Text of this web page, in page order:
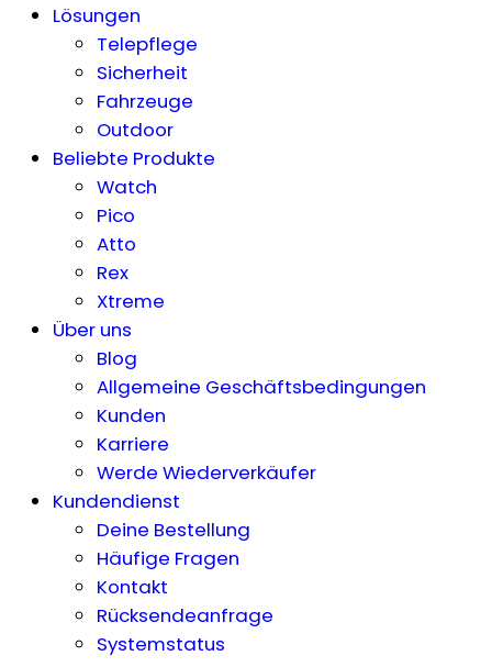
Lösungen
Telepflege
Sicherheit
Fahrzeuge
Outdoor
Beliebte Produkte
Watch
Pico
Atto
Rex
Xtreme
Über uns
Blog
Allgemeine Geschäftsbedingungen
Kunden
Karriere
Werde Wiederverkäufer
Kundendienst
Deine Bestellung
Häufige Fragen
Kontakt
Rücksendeanfrage
Systemstatus